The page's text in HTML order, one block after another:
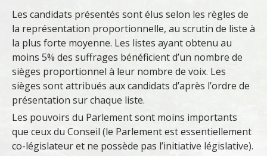
Les candidats présentés sont élus selon les règles de
la représentation proportionnelle, au scrutin de liste à
la plus forte moyenne. Les listes ayant obtenu au
moins 5% des suffrages bénéficient d’un nombre de
sièges proportionnel à leur nombre de voix. Les
sièges sont attribués aux candidats d’après l’ordre de
présentation sur chaque liste.
Les pouvoirs du Parlement sont moins importants
que ceux du Conseil (le Parlement est essentiellement
co-législateur et ne possède pas l’initiative législative).